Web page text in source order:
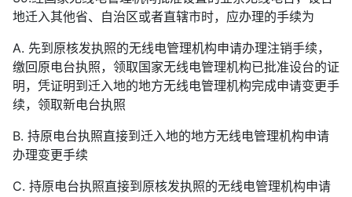
地迁入其他省、自治区或者直辖市时，应办理的手续为
A. 先到原核发执照的无线电管理机构申请办理注销手续，
缴回原电台执照，领取国家无线电管理机构已批准设台的证
明，凭证明到迁入地的地方无线电管理机构完成申请变更手
续，领取新电台执照
B. 持原电台执照直接到迁入地的地方无线电管理机构申请
办理变更手续
C. 持原电台执照直接到原核发执照的无线电管理机构申请